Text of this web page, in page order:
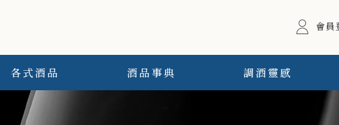
會員
各式酒品 酒品事典 調酒靈感